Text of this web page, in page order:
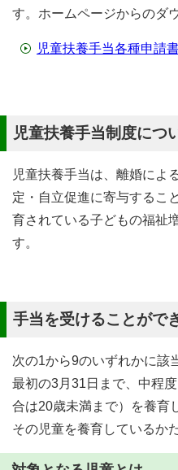
す。ホームページからのダ
児童扶養手当各種申請
児童扶養手当制度につ
児童扶養手当は、離婚によ
定・自立促進に寄与するこ
育されている子どもの福祉
す。
手当を受けることがで
次の1から9のいずれかに該
最初の3月31日まで、中程
合は20歳未満まで）を養育
その児童を養育しているか